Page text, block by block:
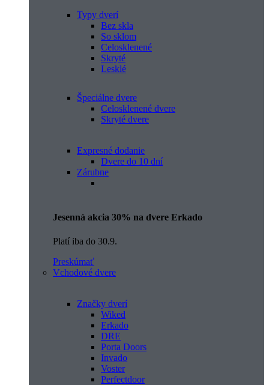
Typy dverí
Bez skla
So sklom
Celosklenené
Skryté
Lesklé
Špeciálne dvere
Celosklenené dvere
Skryté dvere
Expresné dodanie
Dvere do 10 dní
Zárubne
Jesenná akcia 30% na dvere Erkado
Platí iba do 30.9.
Preskúmať
Vchodové dvere
Značky dverí
Wiked
Erkado
DRE
Porta Doors
Invado
Voster
Perfectdoor